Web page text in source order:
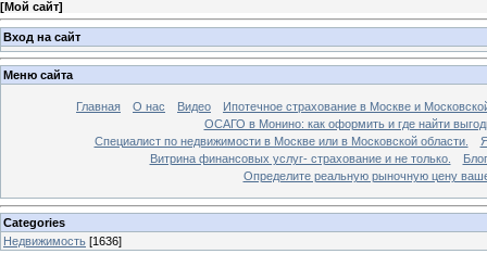
[Мой сайт]
Вход на сайт
Меню сайта
Главная О нас Видео
Ипотечное страхование в Москве и
ОСАГО в Монино: как оформить и где найти
Специалист по недвижимости в Москве или в Московской области.
Витрина финансовых услуг- страхование и не только.
Блог
Определите реальную рыночную цену
Categories
Недвижимость [1636]